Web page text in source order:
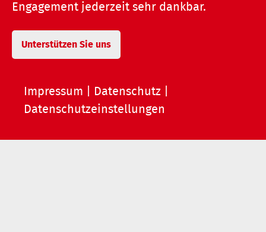
Engagement jederzeit sehr dankbar.
Unterstützen Sie uns
Impressum Datenschutz
Datenschutzeinstellungen